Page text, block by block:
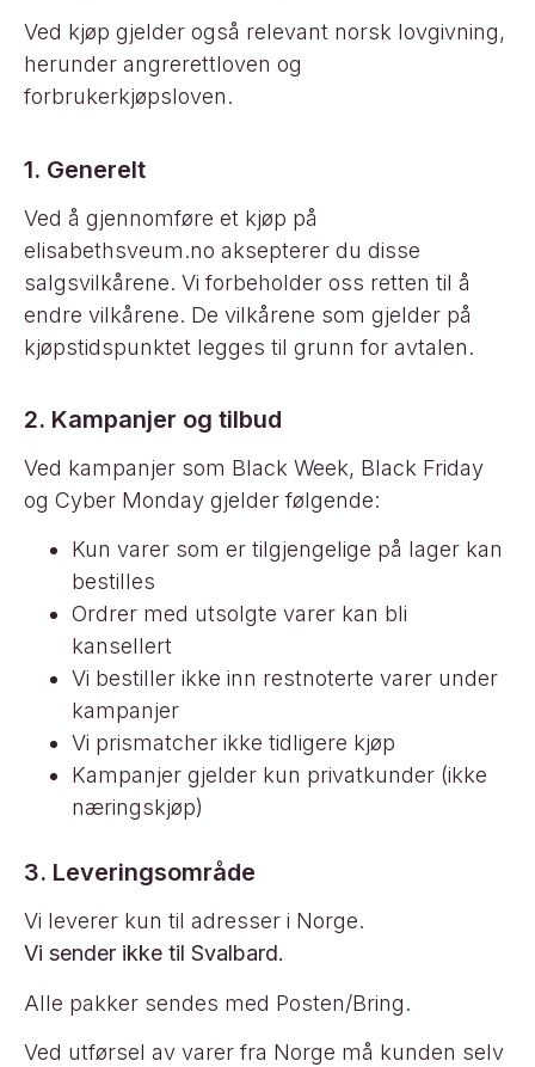
Ved kjøp gjelder også relevant norsk lovgivning,
herunder angrerettloven og
forbrukerkjøpsloven.
1. Generelt
Ved å gjennomføre et kjøp på
elisabethsveum.no aksepterer du disse
salgsvilkårene. Vi forbeholder oss retten til å
endre vilkårene. De vilkårene som gjelder på
kjøpstidspunktet legges til grunn for avtalen.
2. Kampanjer og tilbud
Ved kampanjer som Black Week, Black Friday
og Cyber Monday gjelder følgende:
Kun varer som er tilgjengelige på lager kan
bestilles
Ordrer med utsolgte varer kan bli
kansellert
Vi bestiller ikke inn restnoterte varer under
kampanjer
Vi prismatcher ikke tidligere kjøp
Kampanjer gjelder kun privatkunder (ikke
næringskjøp)
3. Leveringsområde
Vi leverer kun til adresser i Norge.
Vi sender ikke til Svalbard.
Alle pakker sendes med Posten/Bring.
Ved utførsel av varer fra Norge må kunden selv